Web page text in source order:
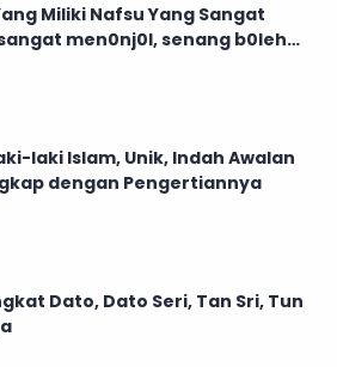
Miliki Nafsu Yang Sangat
men0nj0l, senang b0leh
laki Islam, Unik, Indah Awalan
dengan Pengertiannya
Dato, Dato Seri, Tan Sri, Tun